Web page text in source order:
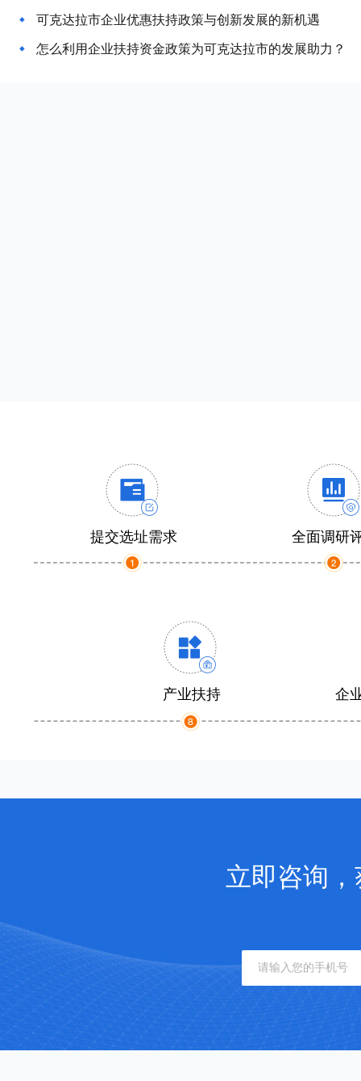
可克达拉市企业优惠扶持政策与创新发展的新机遇
怎么利用企业扶持资金政策为可克达拉市的发展助力？
提交选址需求 全面调研
产业扶持 企
立即咨询